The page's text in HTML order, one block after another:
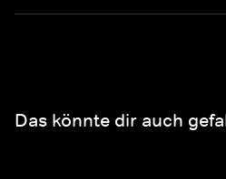
Das könnte dir auch